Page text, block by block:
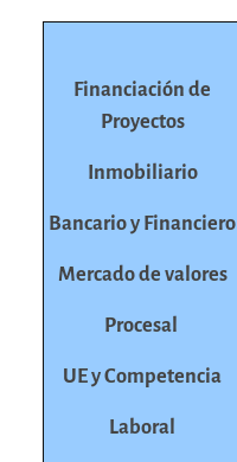
Financiación de
Proyectos
Inmobiliario
Bancario y Financiero
Mercado de valores
Procesal
UE y Competencia
Laboral